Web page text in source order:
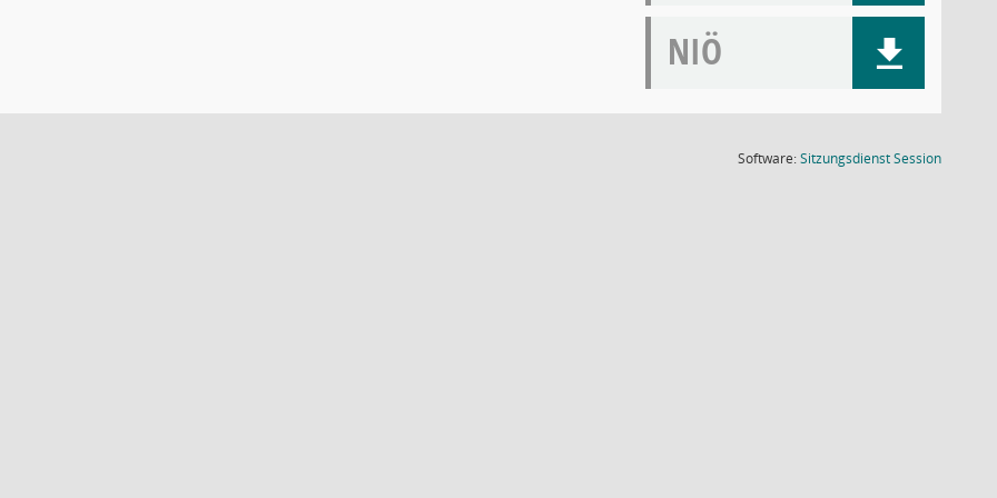
NIÖ
Software:SitzungsdienstSession(Wird in